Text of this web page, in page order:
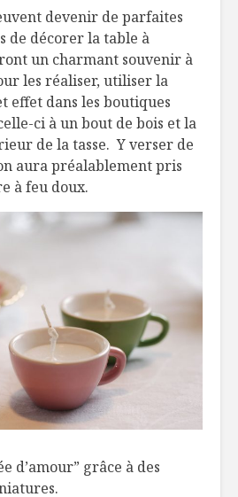
devenir de parfaites
de décorer la table à
un charmant souvenir à
les réaliser, utiliser la
effet dans les boutiques
ci à un bout de bois et la
de la tasse. Y verser de
aura préalablement pris
à feu doux.
d’amour” grâce à des